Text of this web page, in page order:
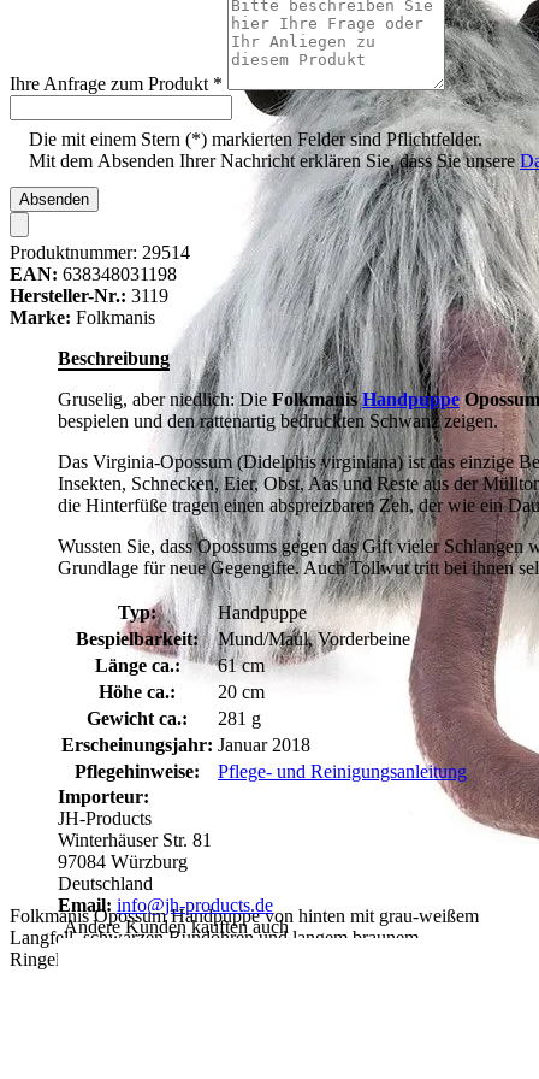
Folkmanis Opossum Handpuppe von hinten mit grau-weißem
Langfell, schwarzen Rundohren und langem braunem
Ringelschwanz.
Ihre Anfrage zum Produkt *
Die mit einem Stern (*) markierten Felder sind Pflichtfelder.
Mit dem Absenden Ihrer Nachricht erklären Sie, dass Sie unsere
Absenden
Produktnummer: 29514
EAN: 638348031198
Hersteller-Nr.: 3119
Marke: Folkmanis
Beschreibung
Gruselig, aber niedlich: Die FolkmanisHandpuppeOpossum
bespielen und den rattenartig bedruckten Schwanz zeigen.
Das Virginia-Opossum (Didelphis virginiana) ist das einzige
Insekten, Schnecken, Eier, Obst, Aas und Reste aus der
die Hinterfüße tragen einen abspreizbaren Zeh, der wie ein
Wussten Sie, dass Opossums gegen das Gift vieler
Grundlage für neue Gegengifte. Auch Tollwut tritt bei ihnen
Typ:
Handpuppe
Bespielbarkeit:
Mund/Maul, Vorderbeine
Länge ca.:
61 cm
Höhe ca.:
20 cm
Gewicht ca.:
281 g
Erscheinungsjahr: Januar 2018
Pflegehinweise:
Pflege- und Reinigungsanleitung
Importeur:
JH-Products
Winterhäuser Str. 81
97084 Würzburg
Deutschland
Email: info@jh-products.de
Andere Kunden kauften auch